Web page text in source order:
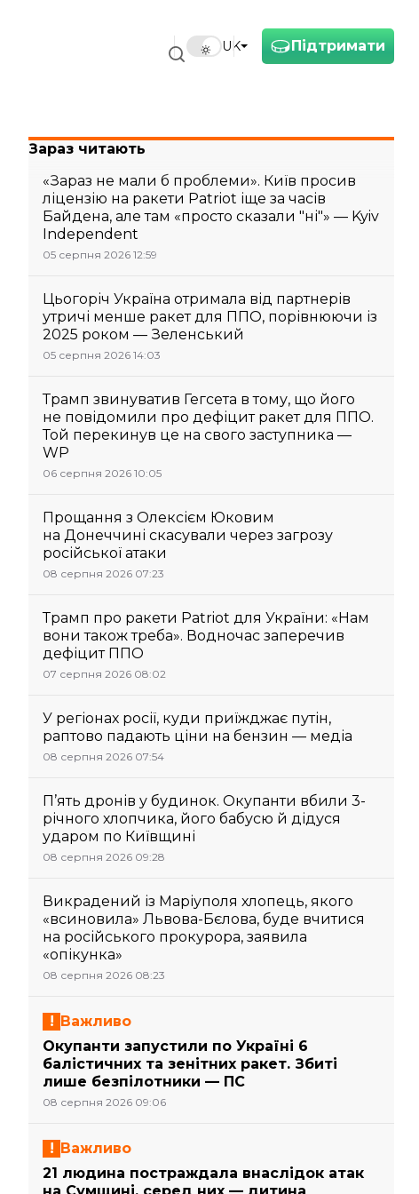
Підтримати
UK
Зараз читають
«Зараз не мали б проблеми». Київ просив
ліцензію на ракети Patriot іще за часів
Байдена, але там «просто сказали "ні"» — Kyiv
Independent
05 серпня 2026 12:59
Цьогоріч Україна отримала від партнерів
утричі менше ракет для ППО, порівнюючи із
2025 роком — Зеленський
05 серпня 2026 14:03
Трамп звинуватив Гегсета в тому, що його
не повідомили про дефіцит ракет для ППО.
Той перекинув це на свого заступника —
WP
06 серпня 2026 10:05
Прощання з Олексієм Юковим
на Донеччині скасували через загрозу
російської атаки
08 серпня 2026 07:23
Трамп про ракети Patriot для України: «Нам
вони також треба». Водночас заперечив
дефіцит ППО
07 серпня 2026 08:02
У регіонах росії, куди приїжджає путін,
раптово падають ціни на бензин — медіа
08 серпня 2026 07:54
П’ять дронів у будинок. Окупанти вбили 3-
річного хлопчика, його бабусю й дідуся
ударом по Київщині
08 серпня 2026 09:28
Викрадений із Маріуполя хлопець, якого
«всиновила» Львова-Бєлова, буде вчитися
на російського прокурора, заявила
«опікунка»
08 серпня 2026 08:23
Важливо
Окупанти запустили по Україні 6
балістичних та зенітних ракет. Збиті
лише безпілотники — ПС
08 серпня 2026 09:06
Важливо
21 людина постраждала внаслідок атак